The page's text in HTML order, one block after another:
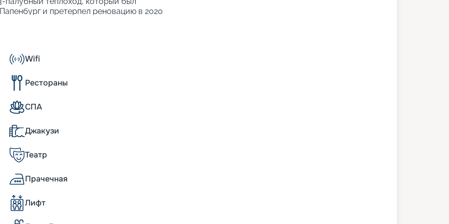
и претерпел реновацию в 2020
2017 году корабль получил 4-е место в
судов.
разместить на нем большое
и отдельное пространство для ночного
процедуры. Вы сможете
и различные процедуры по уходу за
грязевые ванны, различные виды
тренером.
масштабные шоу в стиле
цирковые представления на главной
по созданию изделий из стекла.
Wifi
Рестораны
СПА
Джакузи
Театр
Прачечная
Лифт